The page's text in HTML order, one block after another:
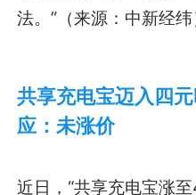
法。”（来源：中新经纬
共享充电宝迈入四
应：未涨价
近日，“共享充电宝涨